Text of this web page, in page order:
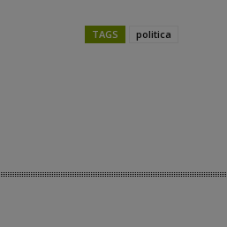
TAGS politica